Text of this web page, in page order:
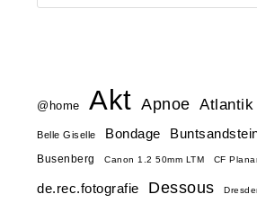
@home Akt Apnoe Atlantik
Belle Giselle Bondage
Busenberg Canon 1.2 50mm LTM CF
de.rec.fotografie Dessous